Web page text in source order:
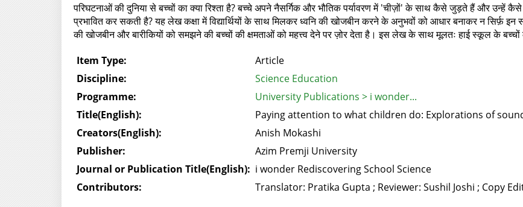
परिघटनाओं की दुनिया से बच्चों का क्या रिश्ता है? बच्चे अपने नैसर्गिक और भौतिक पर्यावरण में 'चीज़ों' के साथ कैसे जुड़ते हैं और उन्हें
प्रभावित कर सकती है? यह लेख कक्षा में विद्यार्थियों के साथ मिलकर ध्वनि की खोजबीन करने के अनुभवों को आधार बनाकर न सिर्फ़ इन
की खोजबीन और बारीकियों को समझने की बच्चों की क्षमताओं को महत्त्व देने पर ज़ोर देता है। इस लेख के साथ मूलतः हाई स्कूल के बच्चों
Item Type:
Article
Discipline:
Science Education
Programme:
University Publications > i wonder...
Title(English):
Paying attention to what children do: Explorations of
Creators(English):
Anish Mokashi
Publisher:
Azim Premji University
Journal or Publication Title(English): i wonder Rediscovering School Science
Contributors:
Translator: Pratika Gupta ; Reviewer: Sushil Joshi ; Copy